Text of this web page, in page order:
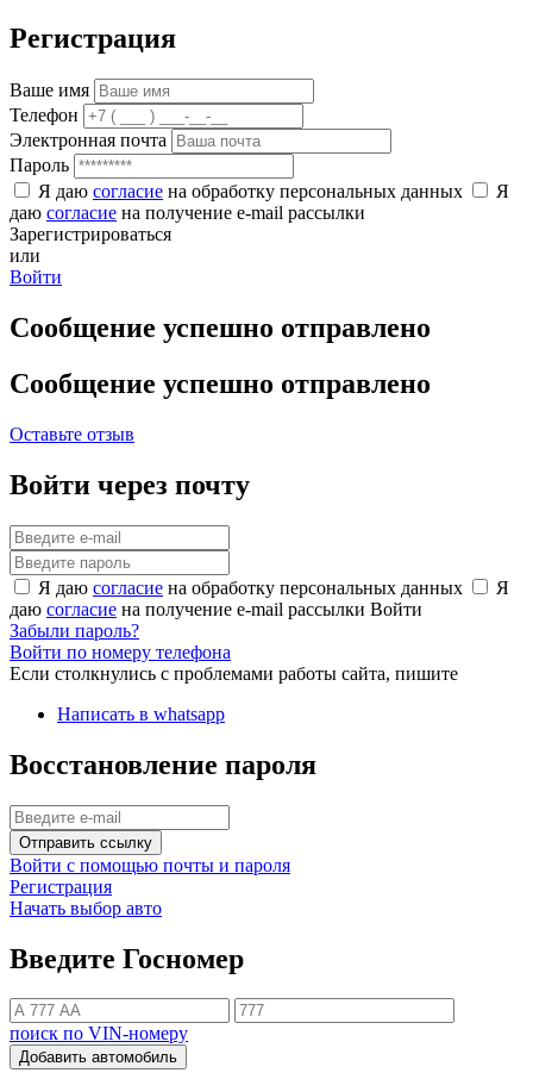
Регистрация
Ваше имя
Телефон
Электронная почта
Пароль
Я даю согласие на обработку персональных данных
Я
даю согласие на получение e-mail рассылки
Зарегистрироваться
или
Войти
Сообщение успешно отправлено
Сообщение успешно отправлено
Оставьте отзыв
Войти через почту
Я даю согласие на обработку персональных данных
Я
даю согласие на получение e-mail рассылки Войти
Забыли пароль?
Войти по номеру телефона
Если столкнулись с проблемами работы сайта, пишите
Написать в whatsapp
Восстановление пароля
Отправить ссылку
Войти с помощью почты и пароля
Регистрация
Начать выбор авто
Введите Госномер
поиск по VIN-номеру
Добавить автомобиль